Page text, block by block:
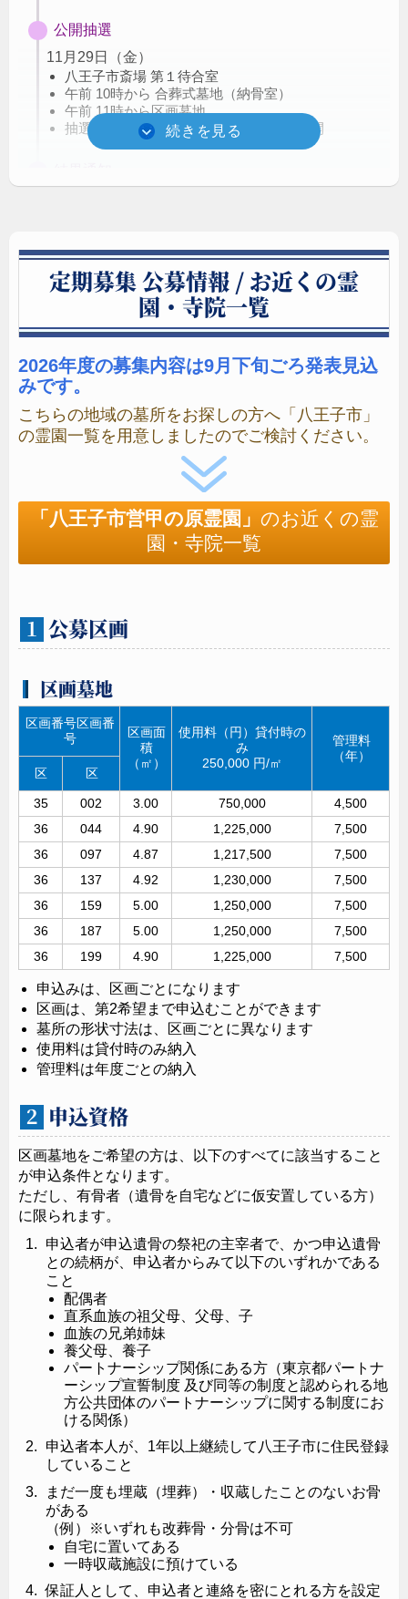
公開抽選
11月29日（金）
八王子市斎場 第１待合室
午前 10時から 合葬式墓地（納骨室）
午前 11時から区画墓地
抽選結果は抽選後に八王子市サイトで公開
（当選者は、書類審査の必要書類等も同封）
郵送による申込…郵便による通知
オンラインによる申込…メールによる通知
必要書類
2025年1月7日（火）提出期限
※期限内に提出されない場合は失格となります
納入通知書発送
2025年1月15日（水）
書類審査を通過した方に納入通知書が発送されます
使用料･
霊園使用券交付
2025年2月26日（水）発送予定
納入が確認できた方に八王子市霊園使用券が交付と
なります
墓所の使用開始
2025年3月1日（土）
定期募集 公募情報 / お近くの霊
園・寺院一覧
2026年度の募集内容は9月下旬ごろ発表見込
みです。
こちらの地域の墓所をお探しの方へ「八王子市」
の霊園一覧を用意しましたのでご検討ください。
「八王子市営甲の原霊園」 のお近くの霊
園・寺院一覧
１ 公募区画
区画墓地
区画番号区画番
号
区画面
積
（㎡）
使用料（円）貸付時の
み
250,000 円/㎡
管理料
（年）
区
区
35 002 3.00 750,000
4,500
36
044 4.90 1,225,000
7,500
36
097 4.87 1,217,500
7,500
36
137 4.92 1,230,000
7,500
36
159 5.00 1,250,000
7,500
36
187 5.00 1,250,000
7,500
36
199 4.90 1,225,000 7,500
申込みは、区画ごとになります
区画は、第2希望まで申込むことができます
墓所の形状寸法は、区画ごとに異なります
使用料は貸付時のみ納入
管理料は年度ごとの納入
２ 申込資格
区画墓地をご希望の方は、以下のすべてに該当すること
が申込条件となります。
ただし、有骨者（遺骨を自宅などに仮安置している方）
に限られます。
申込者が申込遺骨の祭祀の主宰者で、かつ申込遺骨
との続柄が、申込者からみて以下のいずれかである
こと
配偶者
直系血族の祖父母、父母、子
血族の兄弟姉妹
養父母、養子
パートナーシップ関係にある方（東京都パートナ
ーシップ宣誓制度 及び同等の制度と認められる地
方公共団体のパートナーシップに関する制度にお
ける関係）
申込者本人が、1年以上継続して八王子市に住民登録
していること
まだ一度も埋蔵（埋葬）・収蔵したことのないお骨
がある
（例）※いずれも改葬骨・分骨は不可
自宅に置いてある
一時収蔵施設に預けている
保証人として、申込者と連絡を密にとれる方を設定